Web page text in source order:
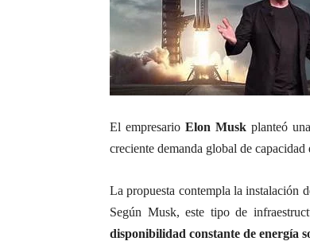
El empresario Elon Muskplanteó
creciente demanda global de
La propuesta contempla la instalación
Según Musk, este tipo de
disponibilidad constante de energía